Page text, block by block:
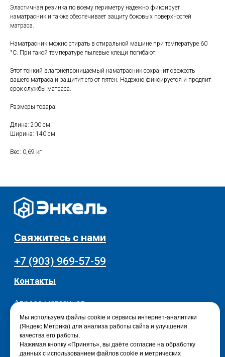
Мы используем файлы cookie и сервисы интернет-аналитики
(Яндекс.Метрика) для анализа работы сайта и улучшения
качества его работы.
Нажимая кнопку «Принять», вы даёте согласие на обработку
данных с использованием файлов cookie и метрических
Эластичная резинка по всему периметру надежно фиксирует
наматрасник и также обеспечивает защиту боковых поверхностей
матраса.
Наматрасник можно стирать в стиральной машине при температуре 60
°C. При такой температуре пылевые клещи погибают.
Этот тонкий влагонепроницаемый наматрасник сохранит свежесть
вашего матраса и защитит его от пятен. Надежно фиксируется и продлит
срок службы матраса.
Размеры товара:
Длина: 200 см
Ширина: 140 см
Вес: 0,69 кг
Каталог
Мебель
Хранение и порядок
+7 (903) 969-57-59
Контакты
Свяжитесь с нами